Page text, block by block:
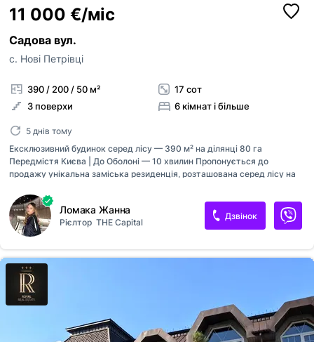
11 000 €/міс
Садова вул.
с. Нові Петрівці
390 / 200 / 50 м²
3 поверхи
17 сот
6 кімнат і більше
5 днів тому
Ексклюзивний будинок серед лісу — 390 м² на ділянці 80 га
Передмістя Києва | До Оболоні — 10 хвилин Пропонується до
продажу унікальна заміська резиденція, розташована серед лісу на
Подібні об’єкти поблизу Києва — справжня рідкість. Це місце, яке
можна сміливо назвати витвором природи. Ключова особливість:
Ділянка з унікальним природним дизайном — аналогів не існує
Близько 80 га заповідного парку з персональним доступом 17,5 соток
— безпосередньо під забудову (у власності) Абсолютна гармонія
ландшафту та приватності Про будинок: Загальна площа: 390 м² 2
поверхи Планування: 1 поверх - кухня-столова, кабінет, гостьова,
санвузол...
Ломака Жанна
Рієлтор THE Capital
Дзвінок